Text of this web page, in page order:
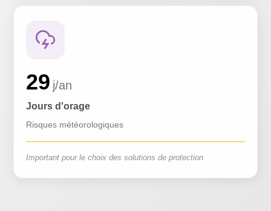
29 j/an
Jours d'orage
Risques météorologiques
Important pour le choix des solutions de protection